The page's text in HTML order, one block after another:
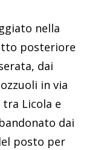
nella
posteriore
dai
in via
Licola e
dai
posto per